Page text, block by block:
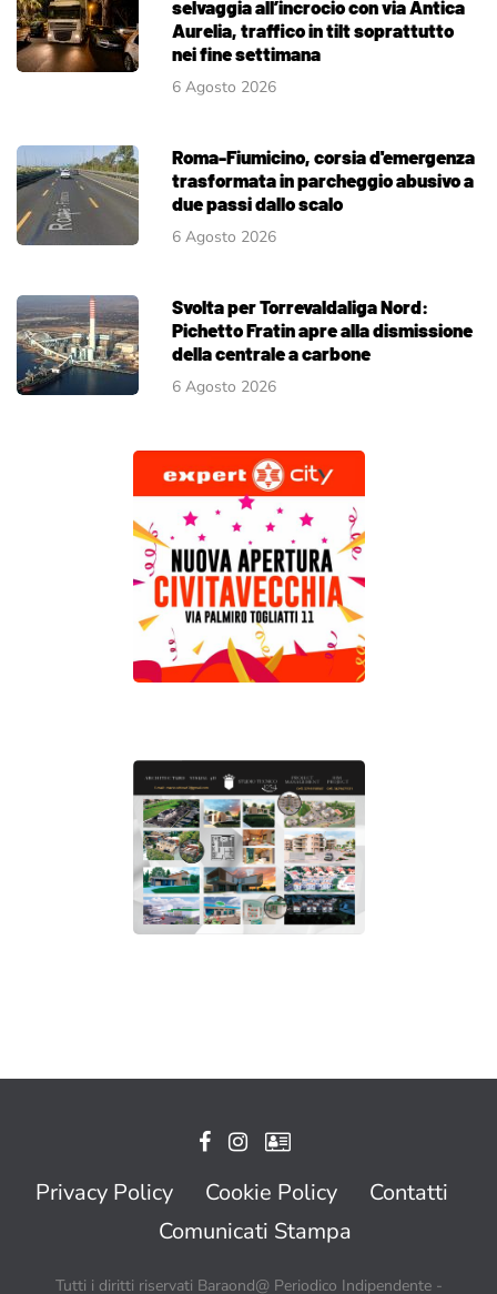
selvaggia all’incrocio con via Antica
Aurelia, traffico in tilt soprattutto
nei fine settimana
6 Agosto 2026
Roma-Fiumicino, corsia d'emergenza
trasformata in parcheggio abusivo a
due passi dallo scalo
6 Agosto 2026
Svolta per Torrevaldaliga Nord:
Pichetto Fratin apre alla dismissione
della centrale a carbone
6 Agosto 2026
Privacy Policy Cookie Policy
Contatti
Comunicati Stampa
Tutti i diritti riservati Baraond@ Periodico Indipendente -